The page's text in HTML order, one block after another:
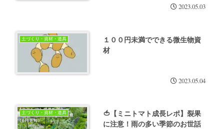
2023.05.03
土づくり・資材・道具
１００円未満でできる微生物資
材
2023.05.04
土づくり・資材・道具
🍅【ミニトマト成長レポ】裂果
に注意！雨の多い季節のお世話